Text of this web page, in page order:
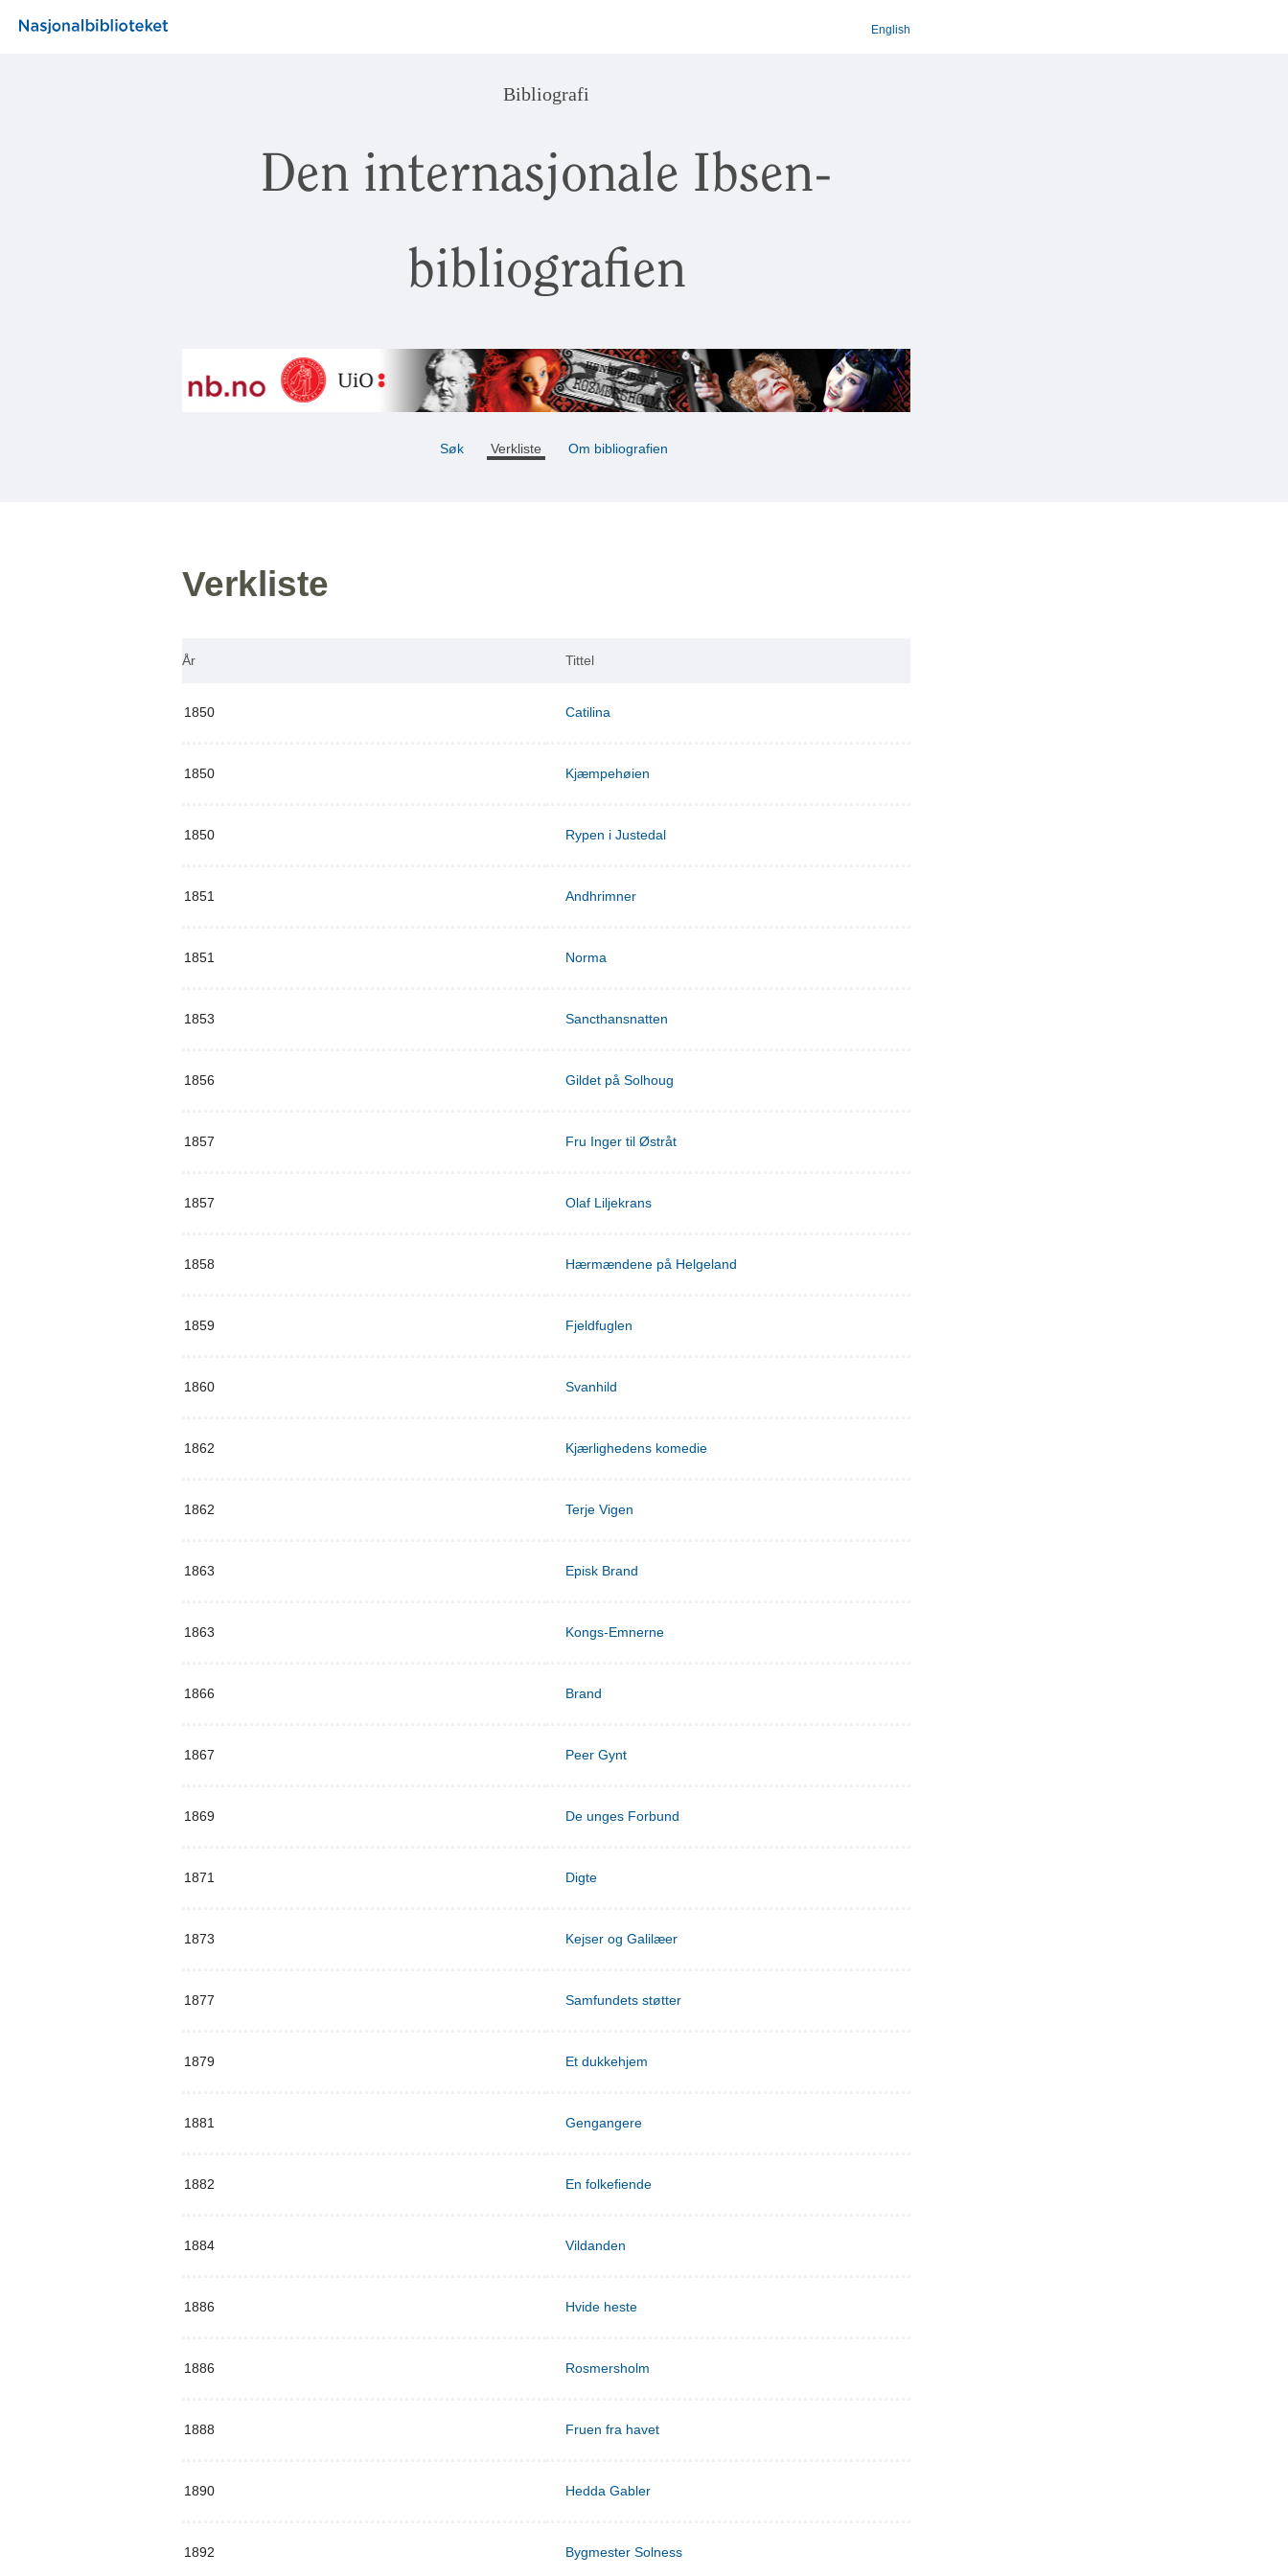
English
Bibliografi
Den internasjonale Ibsen-
bibliografien
Søk Verkliste Om bibliografien
Verkliste
År Tittel
1850 Catilina
1850 Kjæmpehøien
1850 Rypen i Justedal
1851 Andhrimner
1851 Norma
1853 Sancthansnatten
1856 Gildet på Solhoug
1857 Fru Inger til Østråt
1857 Olaf Liljekrans
1858 Hærmændene på Helgeland
1859 Fjeldfuglen
1860 Svanhild
1862 Kjærlighedens komedie
1862 Terje Vigen
1863 Episk Brand
1863 Kongs-Emnerne
1866 Brand
1867 Peer Gynt
1869 De unges Forbund
1871 Digte
1873 Kejser og Galilæer
1877 Samfundets støtter
1879 Et dukkehjem
1881 Gengangere
1882 En folkefiende
1884 Vildanden
1886 Hvide heste
1886 Rosmersholm
1888 Fruen fra havet
1890 Hedda Gabler
1892 Bygmester Solness